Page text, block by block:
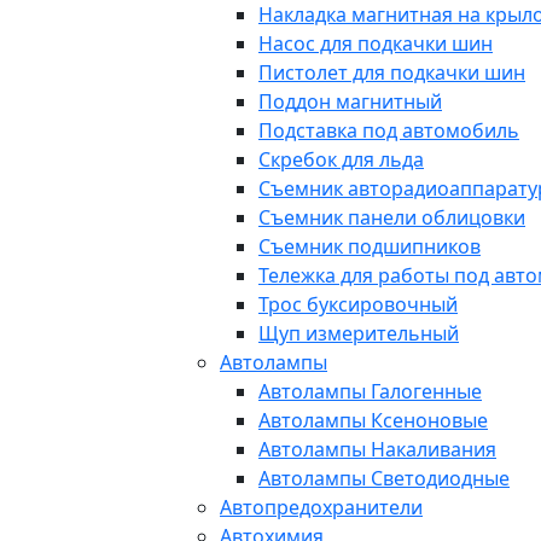
Накладка магнитная на
Насос для подкачки шин
Пистолет для подкачки шин
Поддон магнитный
Подставка под автомобиль
Скребок для льда
Съемник
Съемник панели облицовки
Съемник подшипников
Тележка для работы под
Трос буксировочный
Щуп измерительный
Автолампы
Автолампы Галогенные
Автолампы Ксеноновые
Автолампы Накаливания
Автолампы Светодиодные
Автопредохранители